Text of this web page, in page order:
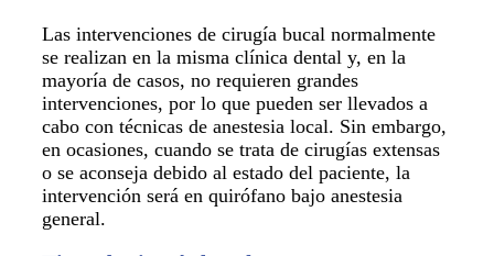
Las intervenciones de cirugía bucal normalmente
se realizan en la misma clínica dental y, en la
mayoría de casos, no requieren grandes
intervenciones, por lo que pueden ser llevados a
cabo con técnicas de anestesia local. Sin embargo,
en ocasiones, cuando se trata de cirugías extensas
o se aconseja debido al estado del paciente, la
intervención será en quirófano bajo anestesia
general.